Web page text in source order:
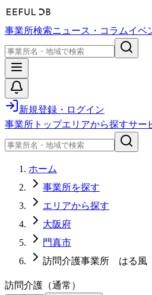
事業所検索ニュース・コラムイベ
新規登録・ログイン
事業所トップエリアから探すサー
ホーム
事業所を探す
エリアから探す
大阪府
門真市
訪問介護事業所 はる風
訪問介護（通常）